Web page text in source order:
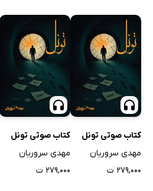
کتاب صوتی تونل
مهدی سروریان
۲۷۹,۰۰۰ ت
کتاب صوتی تونل
مهدی سروریان
۲۷۹,۰۰۰ ت